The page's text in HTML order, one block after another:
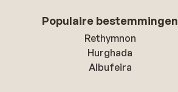
Populaire bestemmingen
Rethymnon
Hurghada
Albufeira